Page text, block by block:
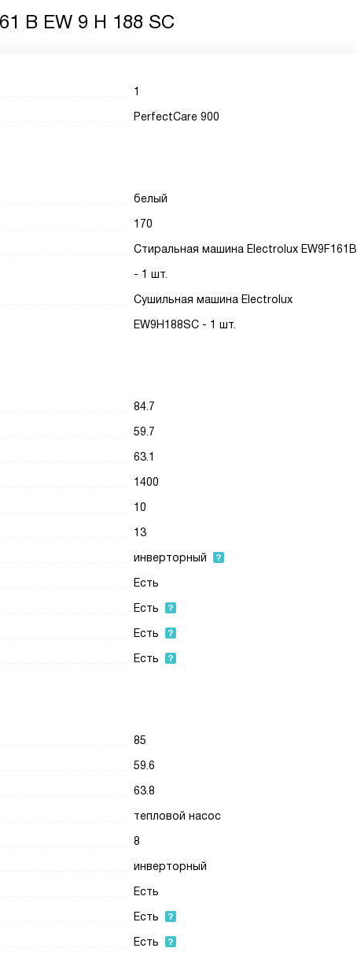
B EW 9 H 188 SC
1
PerfectCare 900
белый
170
Стиральная машина Electrolux EW9F161B
- 1 шт.
Сушильная машина Electrolux
EW9H188SC - 1 шт.
84.7
59.7
63.1
1400
10
13
инверторный
Есть
Есть
Есть
Есть
85
59.6
63.8
тепловой насос
8
инверторный
Есть
Есть
Есть